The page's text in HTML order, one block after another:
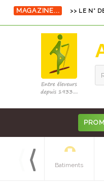
MAGAZINE... >> LE N°
Equipements
Batiments